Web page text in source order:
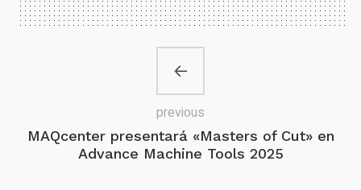
MAQcenter presentará «Masters of Cut» en
Advance Machine Tools 2025
previous